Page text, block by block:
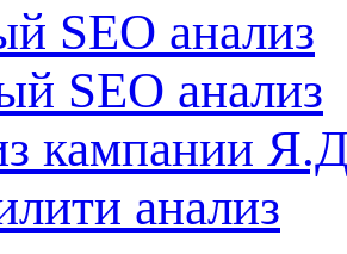
SEO анализ
SEO анализ
кампании
анализ